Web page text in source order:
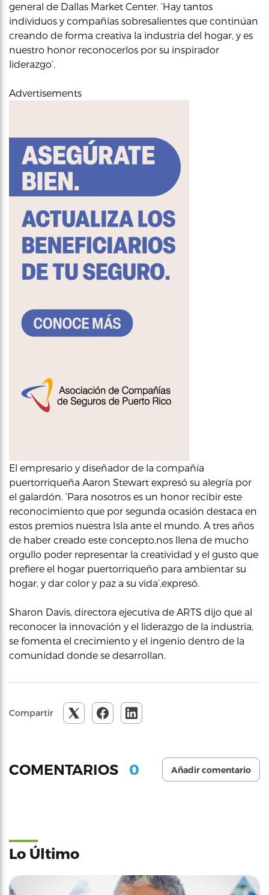
general de Dallas Market Center. ‘Hay tantos
individuos y compañías sobresalientes que continúan
creando de forma creativa la industria del hogar, y es
nuestro honor reconocerlos por su inspirador
liderazgo’.
Advertisements
El empresario y diseñador de la compañía
puertorriqueña Aaron Stewart expresó su alegría por
el galardón. ‘Para nosotros es un honor recibir este
reconocimiento que por segunda ocasión destaca en
estos premios nuestra Isla ante el mundo. A tres años
de haber creado este concepto,nos llena de mucho
orgullo poder representar la creatividad y el gusto que
prefiere el hogar puertorriqueño para ambientar su
hogar, y dar color y paz a su vida’,expresó.
Sharon Davis, directora ejecutiva de ARTS dijo que al
reconocer la innovación y el liderazgo de la industria,
se fomenta el crecimiento y el ingenio dentro de la
comunidad donde se desarrollan.
Compartir
COMENTARIOS 0 Añadir comentario
Lo Último